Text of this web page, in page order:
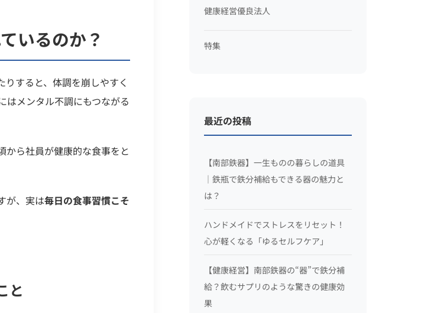
いるのか？
すると、体調を崩しやすく
はメンタル不調にもつながる
から社員が健康的な食事をと
が、実は毎日の食事習慣こそ
と
健康経営優良法人
特集
最近の投稿
【南部鉄器】一生ものの暮らしの道具
｜鉄瓶で鉄分補給もできる器の魅力と
は？
ハンドメイドでストレスをリセット！
心が軽くなる「ゆるセルフケア」
【健康経営】南部鉄器の“器”で鉄分補
給？飲むサプリのような驚きの健康効
果